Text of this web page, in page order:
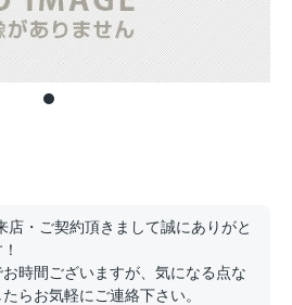
店・ご契約頂きまして誠にありがと
時間ございますが、気になる点な
らお気軽にご連絡下さい。